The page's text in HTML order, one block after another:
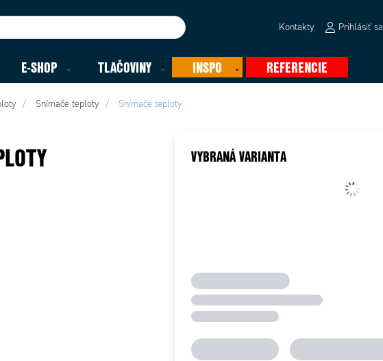
Kontakty Prihlásiť sa
E-SHOP TLAČOVINY INSPO REFERENCIE
Snímače teploty Snímače teploty
VYBRANÁ VARIANTA